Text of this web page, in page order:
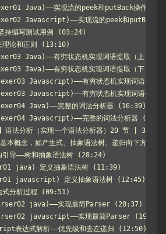
Java)——实现流的peek和putBack操作
Javascript)——实现流的peek和putBack
编写测试用例 (03:24)
理论和正则 (13:10)
Java)——有穷状态机实现词语提取（上）
Java)——有穷状态机实现词语提取（下）
Javascript)——有穷状态机实现词语提
Javascript)——有穷状态机实现词语提
Java)——完整的词法分析器 (16:39)
Javascript)——完整的词法分析器
语法分析（实现一个语法分析器）20 节 | 323分
本概念，如产生式、抽象语法树、递归向下方解
引导——树和抽象语法树 (28:24)
java) 定义抽象语法树 (11:39)
javascript) 定义抽象语法树 (12:45)
式分析过程 (09:51)
java)——实现最简Parser (20:37)
javascript——实现最简Parser (19:59)
表达式解析——优先级和去左递归 (12:50)